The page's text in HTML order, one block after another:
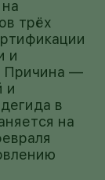
трёх
и
Причина —
и
в
на